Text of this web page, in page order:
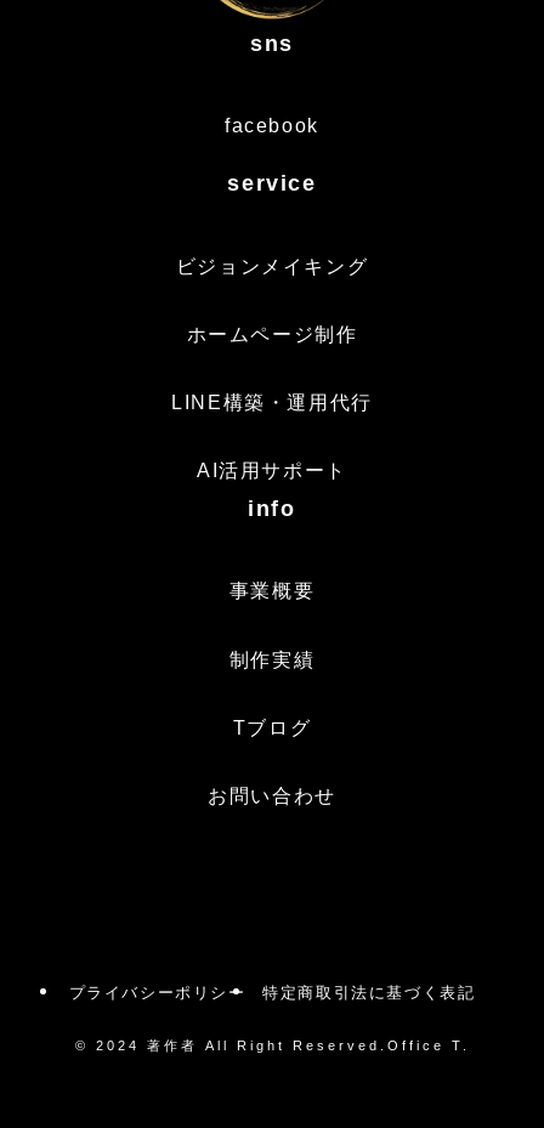
sns
facebook
service
ビジョンメイキング
ホームページ制作
LINE構築・運用代行
AI活用サポート
info
事業概要
制作実績
Tブログ
お問い合わせ
プライバシーポリシー 特定商取引法に基づく表記
© 2024 著作者 All Right Reserved.Office T.